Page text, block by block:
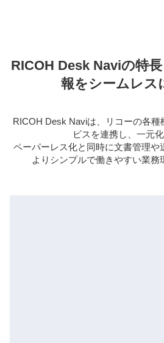
RICOH Desk Naviの特
報をシームレス
RICOH Desk Naviは、リコーの各種
ビスを連携し、一元化
ペーパーレス化と同時に文書管理や
よりシンプルで働きやすい業務